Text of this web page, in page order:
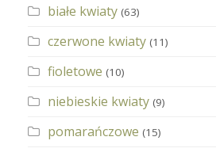
białe kwiaty (63)
czerwone kwiaty (11)
fioletowe (10)
niebieskie kwiaty (9)
pomarańczowe (15)